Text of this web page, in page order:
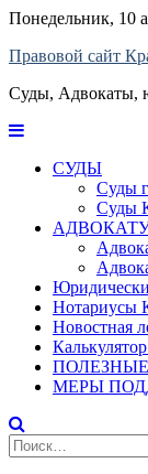
Skip
content
Понедельник, 10
Правовой сайт
Суды, Адвокаты,
СУДЫ
Суды
Суды
Нотариусы
Новостная
МЕРЫ
Найти: